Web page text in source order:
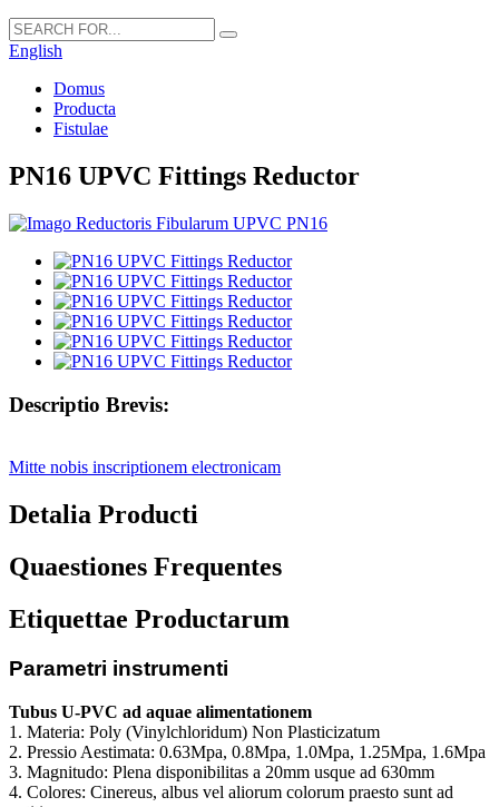
English
Domus
Producta
Fistulae
PN16 UPVC Fittings Reductor
Descriptio Brevis:
Mitte nobis inscriptionem electronicam
Detalia Producti
Quaestiones Frequentes
Etiquettae Productarum
Parametri instrumenti
Tubus U-PVC ad aquae alimentationem
1. Materia: Poly (Vinylchloridum) Non Plasticizatum
2. Pressio Aestimata: 0.63Mpa, 0.8Mpa, 1.0Mpa, 1.25Mpa, 1.6Mpa
3. Magnitudo: Plena disponibilitas a 20mm usque ad 630mm
4. Colores: Cinereus, albus vel aliorum colorum praesto sunt ad